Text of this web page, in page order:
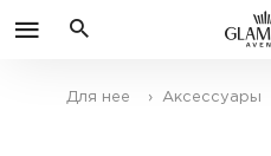
Для нее › Аксессуары